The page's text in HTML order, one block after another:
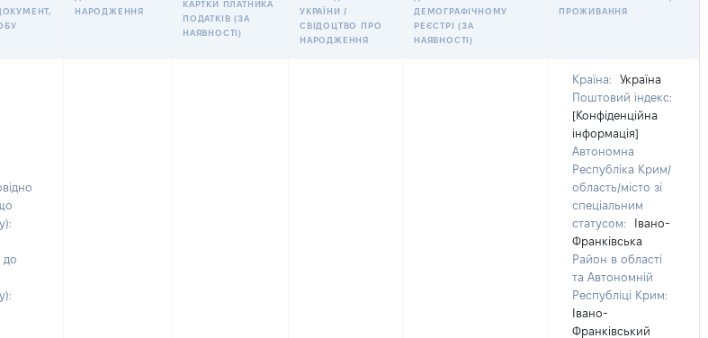
НАРОДЖЕННЯ
КАРТКИ ПЛАТНИКА
ПОДАТКІВ (ЗА
НАЯВНОСТІ)
УКРАЇНИ /
СВІДОЦТВО ПРО
НАРОДЖЕННЯ
ДЕМОГРАФІЧНОМУ
РЕЄСТРІ (ЗА
НАЯВНОСТІ)
ПРОЖИВАННЯ
до
Країна:
Україна
Поштовий індекс:
[Конфіденційна
інформація]
Автономна
Республіка Крим/
область/місто зі
спеціальним
статусом:
Івано-
Франківська
Район в області
та Автономній
Республіці Крим:
Івано-
Франківський